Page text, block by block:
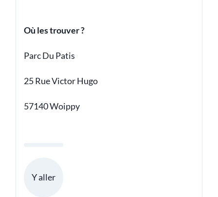
Où les trouver ?
Parc Du Patis
25 Rue Victor Hugo
57140 Woippy
Y aller